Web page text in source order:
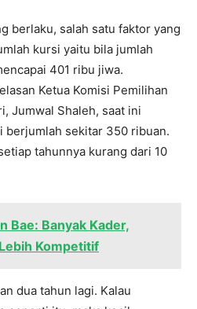
berlaku, salah satu faktor yang
kursi yaitu bila jumlah
401 ribu jiwa.
Ketua Komisi Pemilihan
Jumwal Shaleh, saat ini
berjumlah sekitar 350 ribuan.
tahunnya kurang dari 10
Bae: Banyak Kader,
Kompetitif
dua tahun lagi. Kalau